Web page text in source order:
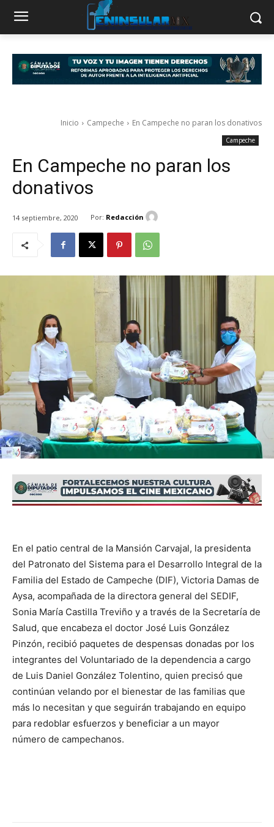
Inicio Campeche En Campeche no paran los donativos
Campeche
En Campeche no paran los
donativos
14 septiembre, 2020 Por: Redacción
En el patio central de la Mansión Carvajal, la presidenta
del Patronato del Sistema para el Desarrollo Integral de la
Familia del Estado de Campeche (DIF), Victoria Damas de
Aysa, acompañada de la directora general del SEDIF,
Sonia María Castilla Treviño y a través de la Secretaría de
Salud, que encabeza el doctor José Luis González
Pinzón, recibió paquetes de despensas donadas por los
integrantes del Voluntariado de la dependencia a cargo
de Luis Daniel González Tolentino, quien precisó que
continúan velando por el bienestar de las familias que
más lo necesitan y que seguirán trabajando en equipo
para redoblar esfuerzos y beneficiar a un mayor
número de campechanos.